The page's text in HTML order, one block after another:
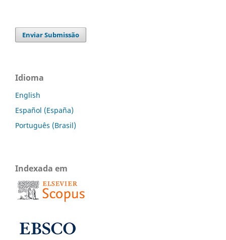
Enviar Submissão
Idioma
English
Español (España)
Português (Brasil)
Indexada em